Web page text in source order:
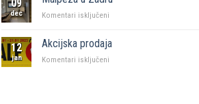
Malpeza
09
dec Komentari isključeni
Zadru
12
jan
Akcijska prodaja
Komentari isključeni